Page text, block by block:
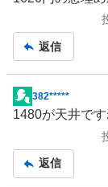
示
事
返信
掲
示
事
382*****
1480が天井で
返信